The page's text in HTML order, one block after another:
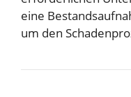
eine
um den